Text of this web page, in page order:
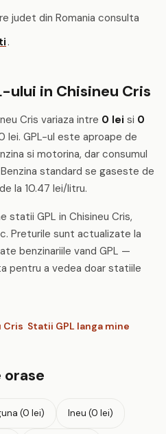
judet din Romania consulta
.
ului in Chisineu Cris
Cris variaza intre 0 lei si 0
lei. GPL-ul este aproape de
si motorina, dar consumul
standard se gaseste de
la 10.47 lei/litru.
statii GPL in Chisineu Cris,
Preturile sunt actualizate la
benzinariile vand GPL —
pentru a vedea doar statiile
Cris Statii GPL langa mine
orase
(0 lei) Ineu (0 lei)